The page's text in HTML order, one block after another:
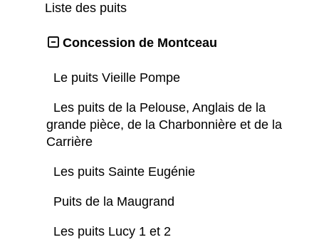
Liste des puits
Concession de Montceau
Le puits Vieille Pompe
Les puits de la Pelouse, Anglais de la
grande pièce, de la Charbonnière et de la
Carrière
Les puits Sainte Eugénie
Puits de la Maugrand
Les puits Lucy 1 et 2